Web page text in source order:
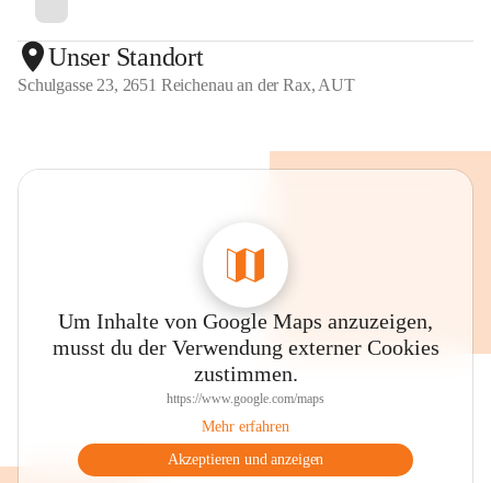
Unser Standort
Schulgasse 23, 2651 Reichenau an der Rax, AUT
Um Inhalte von Google Maps anzuzeigen,
musst du der Verwendung externer Cookies
zustimmen.
https://www.google.com/maps
Mehr erfahren
Akzeptieren und anzeigen